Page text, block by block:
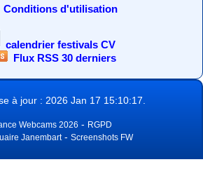
Conditions d'utilisation
calendrier festivals CV
Flux RSS 30 derniers
à jour : 2026 Jan 17 15:10:17.
Webcams 2026 - RGPD
Janembart- Screenshots FW